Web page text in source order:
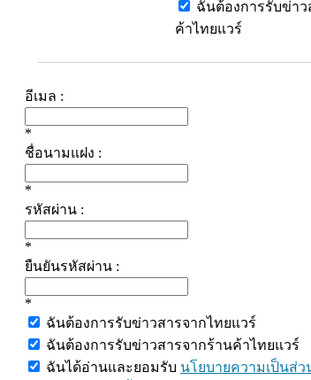
ฉันต้องการรับข่าว
ค้าไทยแวร์
อีเมล :
*
ชื่อนามแฝง :
*
รหัสผ่าน :
*
ยืนยันรหัสผ่าน :
*
ฉันต้องการรับข่าวสารจากไทยแวร์
ฉันต้องการรับข่าวสารจากร้านค้าไทยแวร์
ฉันได้อ่านและยอมรับ นโยบายความเป็นส่ว